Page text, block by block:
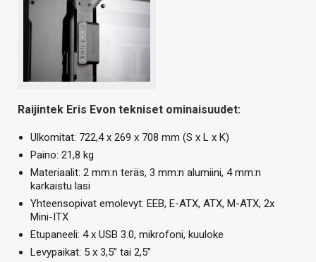
Raijintek Eris Evon tekniset ominaisuudet:
Ulkomitat: 722,4 x 269 x 708 mm (S x L x K)
Paino: 21,8 kg
Materiaalit: 2 mm:n teräs, 3 mm:n alumiini, 4 mm:n
karkaistu lasi
Yhteensopivat emolevyt: EEB, E-ATX, ATX, M-ATX, 2x
Mini-ITX
Etupaneeli: 4 x USB 3.0, mikrofoni, kuuloke
Levypaikat: 5 x 3,5” tai 2,5”